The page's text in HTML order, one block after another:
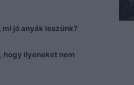
jó anyák leszünk?
hogy ilyeneket nem